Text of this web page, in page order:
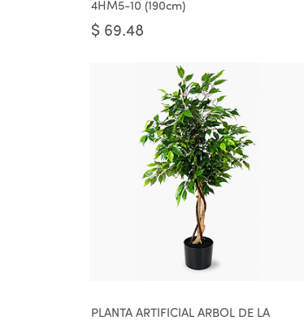
4HM5-10 (190cm)
$ 69.48
PLANTA ARTIFICIAL ARBOL DE LA